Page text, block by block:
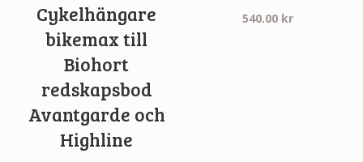
Cykelhängare
bikemax till
Biohort
redskapsbod
Avantgarde och
Highline
540.00 kr